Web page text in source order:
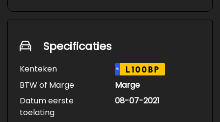
Specificaties
Kenteken NL L100BP
BTW of Marge
Marge
Datum eerste
toelating
08-07-2021